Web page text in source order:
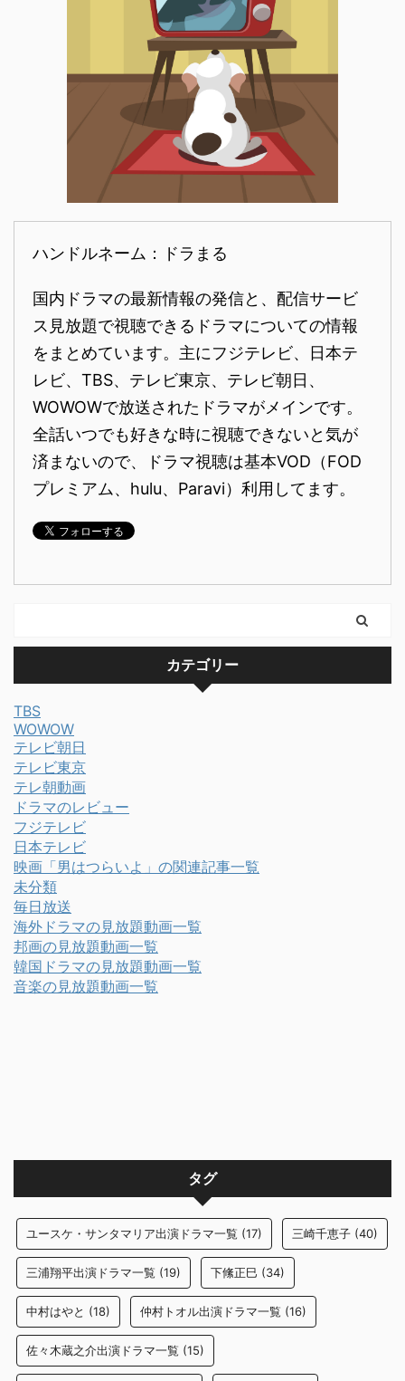
ハンドルネーム：ドラまる
国内ドラマの最新情報の発信と、配信サービ
ス見放題で視聴できるドラマについての情報
をまとめています。主にフジテレビ、日本テ
レビ、TBS、テレビ東京、テレビ朝日、
WOWOWで放送されたドラマがメインです。
全話いつでも好きな時に視聴できないと気が
済まないので、ドラマ視聴は基本VOD（FOD
プレミアム、hulu、Paravi）利用してます。
カテゴリー
TBS
WOWOW
テレビ朝日
テレビ東京
テレ朝動画
ドラマのレビュー
フジテレビ
日本テレビ
映画「男はつらいよ」の関連記事一覧
未分類
毎日放送
海外ドラマの見放題動画一覧
邦画の見放題動画一覧
韓国ドラマの見放題動画一覧
音楽の見放題動画一覧
タグ
ユースケ・サンタマリア出演ドラマ一覧 (17) 三崎千恵子 (40)
三浦翔平出演ドラマ一覧 (19) 下絛正巳 (34)
中村はやと (18) 仲村トオル出演ドラマ一覧 (16)
佐々木蔵之介出演ドラマ一覧 (15)